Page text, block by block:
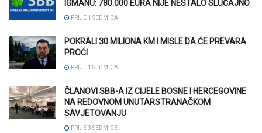
IGMANU: 780.000 EURA NIJE NESTALO SLUČAJNO
PRIJE 1 SEDMICA
POKRALI 30 MILIONA KM I MISLE DA ĆE PREVARA
PROĆI
PRIJE 1 SEDMICA
ČLANOVI SBB-A IZ CIJELE BOSNE I HERCEGOVINE
NA REDOVNOM UNUTARSTRANAČKOM
SAVJETOVANJU
PRIJE 3 SEDMICE